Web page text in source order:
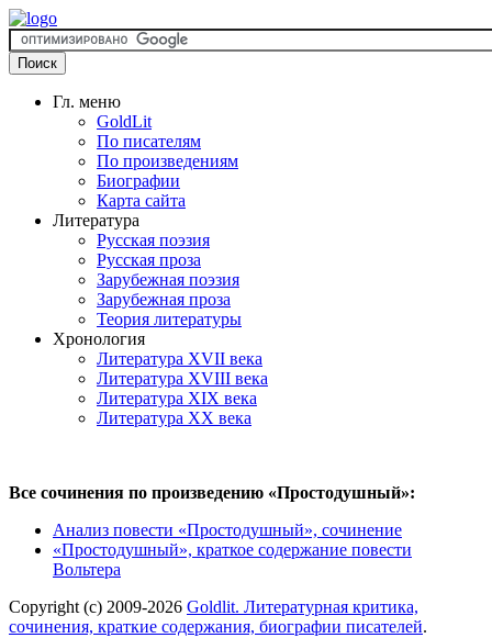
Гл. меню
GoldLit
По писателям
По произведениям
Биографии
Карта сайта
Литература
Русская поэзия
Русская проза
Зарубежная поэзия
Зарубежная проза
Теория литературы
Хронология
Литература XVII века
Литература XVIII века
Литература XIX века
Литература XX века
Все сочинения по произведению «Простодушный»:
Анализ повести «Простодушный», сочинение
«Простодушный», краткое содержание повести
Вольтера
Copyright (c) 2009-2026 Goldlit. Литературная критика,
сочинения, краткие содержания, биографии писателей.